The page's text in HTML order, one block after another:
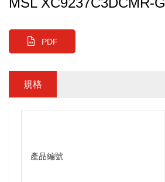
PDF
規格
產品編號